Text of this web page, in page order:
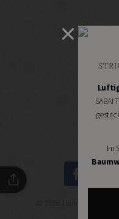
© 2026 Handmade
SABAI
Im